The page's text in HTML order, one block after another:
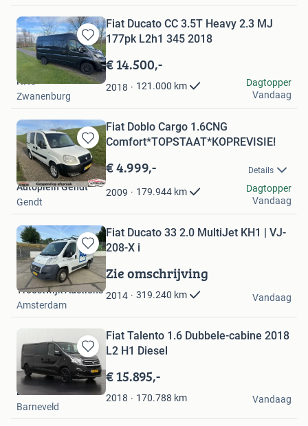
Bewaren
in
Mijn
Favorieten
Fiat Ducato CC 3.5T Heavy 2.3 MJ
177pk L2h1 345 2018
€ 14.500,-
2018 121.000 km
NHS
Zwanenburg
Dagtopper
Vandaag
Bewaren
in
Mijn
Favorieten
Fiat Doblo Cargo 1.6CNG
Comfort*TOPSTAAT*KOPREVISIE!
€ 4.999,- Details
2009 179.944 km
Autoplein Gendt
Gendt
Dagtopper
Vandaag
Bewaren
in
Mijn
Favorieten
Fiat Ducato 33 2.0 MultiJet KH1 | VJ-
208-X i
Zie omschrijving
2014 319.240 km
Troostwijk Auctions
Amsterdam
Vandaag
Bewaren
in
Mijn
Favorieten
Fiat Talento 1.6 Dubbele-cabine 2018
L2 H1 Diesel
€ 15.895,-
2018 170.788 km
Dutchvans.com
Barneveld
Vandaag